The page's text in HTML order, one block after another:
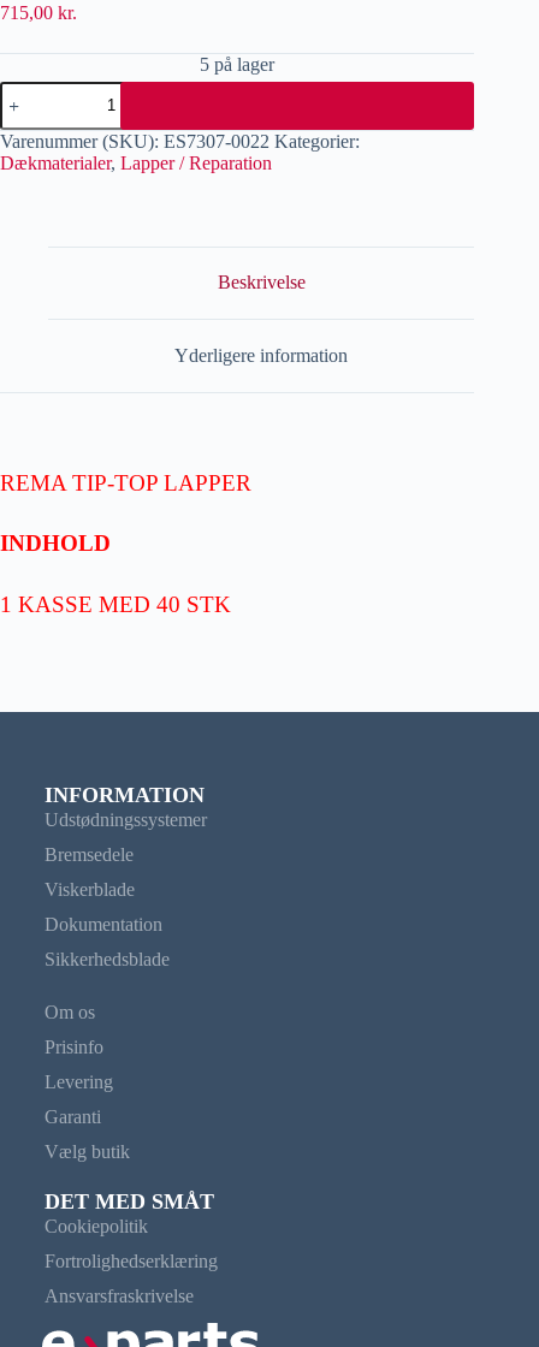
715,00 kr.
5 på lager
Varenummer (SKU): ES7307-0022 Kategorier:
Dækmaterialer, Lapper / Reparation
Beskrivelse
Yderligere information
REMA TIP-TOP LAPPER
INDHOLD
1 KASSE MED 40 STK
INFORMATION
Udstødningssystemer
Bremsedele
Viskerblade
Dokumentation
Sikkerhedsblade
Om os
Prisinfo
Levering
Garanti
Vælg butik
DET MED SMÅT
Cookiepolitik
Fortrolighedserklæring
Ansvarsfraskrivelse